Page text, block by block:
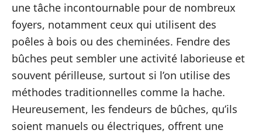
une tâche incontournable pour de nombreux
foyers, notamment ceux qui utilisent des
poêles à bois ou des cheminées. Fendre des
bûches peut sembler une activité laborieuse et
souvent périlleuse, surtout si l’on utilise des
méthodes traditionnelles comme la hache.
Heureusement, les fendeurs de bûches, qu’ils
soient manuels ou électriques, offrent une